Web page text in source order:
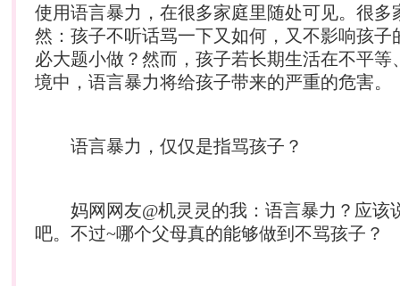
使用语言暴力，在很多家庭里随处可见。很多
然：孩子不听话骂一下又如何，又不影响孩子
必大题小做？然而，孩子若长期生活在不平等
境中，语言暴力将给孩子带来的严重的危害。
语言暴力，仅仅是指骂孩子？
妈网网友@机灵灵的我：语言暴力？应该
吧。不过~哪个父母真的能够做到不骂孩子？